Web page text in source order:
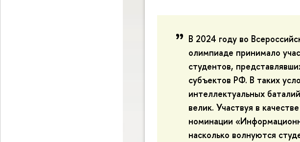
В 2024 году во
олимпиаде принимало
студентов,
субъектов РФ. В таких
интеллектуальных
велик. Участвуя в
номинации
насколько волнуются